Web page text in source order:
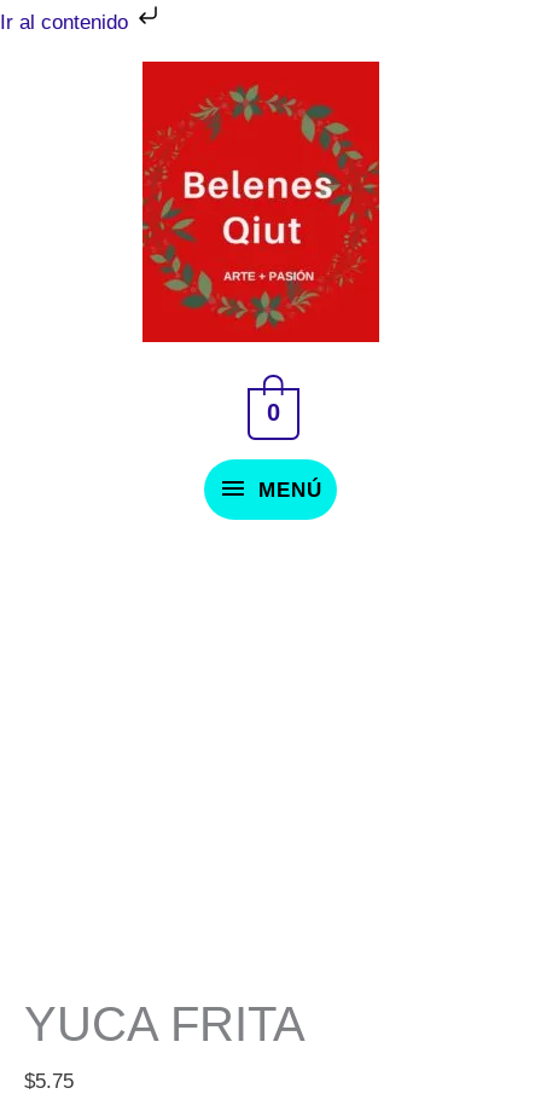
Ir al contenido
Ir
MENÚ
MENÚ
0
YUCA FRITA
$5.75